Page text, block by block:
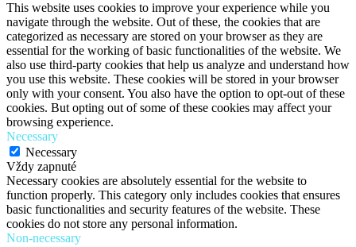
This website uses cookies to improve your experience while you
navigate through the website. Out of these, the cookies that are
categorized as necessary are stored on your browser as they are
essential for the working of basic functionalities of the website. We
also use third-party cookies that help us analyze and understand how
you use this website. These cookies will be stored in your browser
only with your consent. You also have the option to opt-out of these
cookies. But opting out of some of these cookies may affect your
browsing experience.
Necessary
Necessary
Vždy zapnuté
Necessary cookies are absolutely essential for the website to
function properly. This category only includes cookies that ensures
basic functionalities and security features of the website. These
cookies do not store any personal information.
Non-necessary